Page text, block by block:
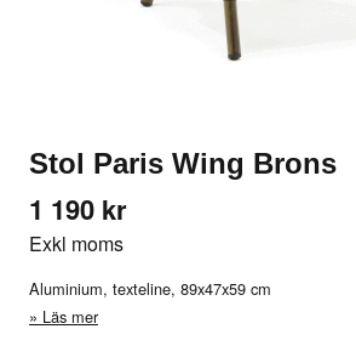
Stol Paris Wing Brons
1 190 kr
Exkl moms
Aluminium, texteline, 89x47x59 cm
Läs mer